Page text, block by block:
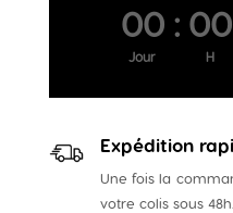
00
Jour
: 00
H
Expédition
Une fois la
votre colis sous 48h.